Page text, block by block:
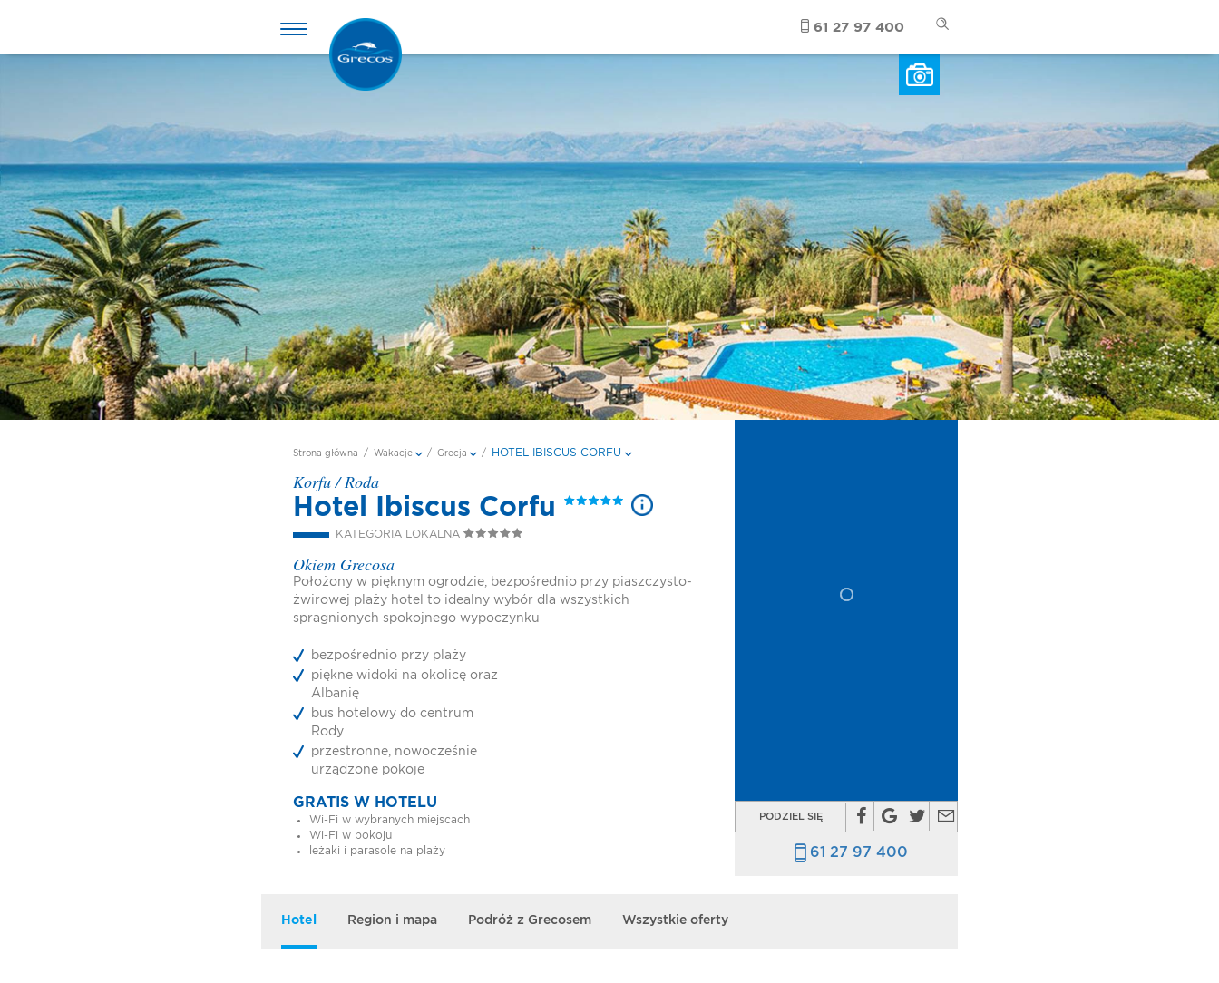
61 27 97 400
PODZIEL SIĘ
61 27 97 400
Strona główna / Wakacje / Grecja / HOTEL IBISCUS CORFU
Korfu/Roda
Hotel Ibiscus Corfu
KATEGORIA LOKALNA
Okiem Grecosa
Położony w pięknym ogrodzie, bezpośrednio przy piaszczysto-
żwirowej plaży hotel to idealny wybór dla wszystkich
spragnionych spokojnego wypoczynku
bezpośrednio przy plaży
piękne widoki na okolicę oraz
Albanię
bus hotelowy do centrum
Rody
przestronne, nowocześnie
urządzone pokoje
GRATIS W HOTELU
Wi-Fi w wybranych miejscach
Wi-Fi w pokoju
leżaki i parasole na plaży
Hotel Region i mapa Podróż z Grecosem Wszystkie oferty